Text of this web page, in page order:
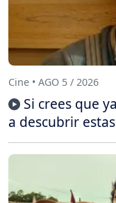
Cine • AGO 5 / 2026
Si crees que
a descubrir